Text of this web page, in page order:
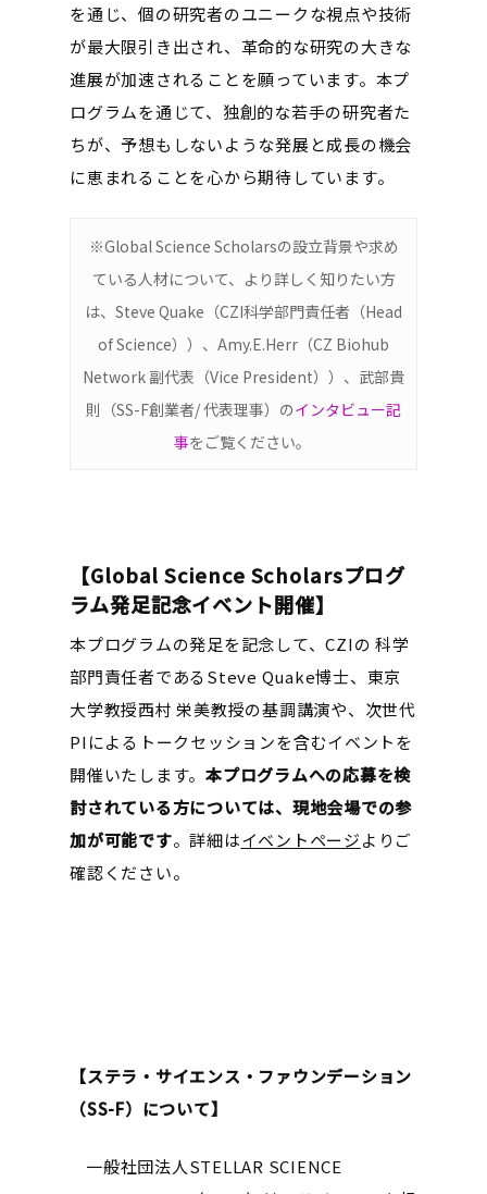
を通じ、個の研究者のユニークな視点や技術
が最大限引き出され、革命的な研究の大きな
進展が加速されることを願っています。本プ
ログラムを通じて、独創的な若手の研究者た
ちが、予想もしないような発展と成長の機会
に恵まれることを心から期待しています。
※Global Science Scholarsの設立背景や求め
ている人材について、より詳しく知りたい方
は、Steve Quake（CZI科学部門責任者（Head
of Science））、Amy.E.Herr（CZ Biohub
Network 副代表（Vice President））、武部貴
則（SS-F創業者/ 代表理事）のインタビュー記
事をご覧ください。
【Global Science Scholarsプログ
ラム発足記念イベント開催】
本プログラムの発足を記念して、CZIの 科学
部門責任者であるSteve Quake博士、東京
大学教授西村 栄美教授の基調講演や、次世代
PIによるトークセッションを含むイベントを
開催いたします。 本プログラムへの応募を検
討されている方については、現地会場での参
加が可能です。詳細はイベントページよりご
確認ください。
【ステラ・サイエンス・ファウンデーション
（SS-F）について】
一般社団法人STELLAR SCIENCE